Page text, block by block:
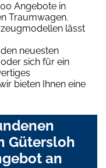
Angebote in
Traumwagen.
lässt
neuesten
sich für ein
bieten Ihnen eine
Gütersloh
an